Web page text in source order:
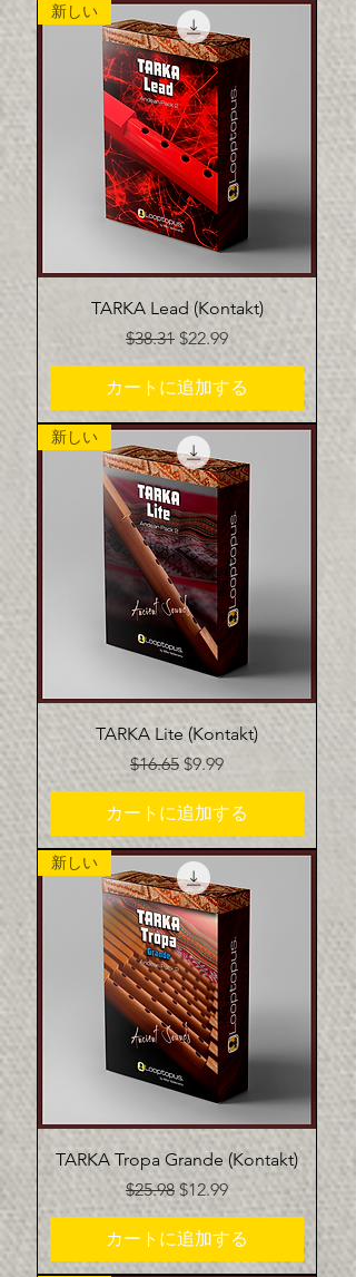
新しい
TARKA Lead (Kontakt)
通常価格
$38.31 セール価格
$22.99
カートに追加する
新しい
TARKA Lite (Kontakt)
通常価格
$16.65 セール価格
$9.99
カートに追加する
新しい
TARKA Tropa Grande (Kontakt)
通常価格
$25.98 セール価格
$12.99
カートに追加する